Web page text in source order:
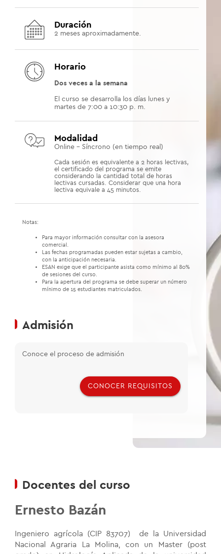
Duración
2 meses aproximadamente.
Horario
Dos veces a la semana
El curso se desarrolla los días lunes y
martes de 7:00 a 10:30 p. m.
Modalidad
Online - Síncrono (en tiempo real)
Cada sesión es equivalente a 2 horas lectivas,
el certificado del programa se emite
considerando la cantidad total de horas
lectivas cursadas. Considerar que una hora
lectiva equivale a 45 minutos.
Notas:
Para mayor información consultar con la asesora
comercial.
Las fechas programadas pueden estar sujetas a cambio,
con la anticipación necesaria.
ESAN exige que el participante asista como mínimo al 80%
de sesiones del curso.
Para la apertura del programa se debe superar un número
mínimo de 15 estudiantes matriculados.
Admisión
Conoce el proceso de admisión
CONOCER REQUISITOS
Docentes del curso
Ernesto Bazán
Ingeniero agrícola (CIP 83707) de la Universidad
Nacional Agraria La Molina, con un Master (post